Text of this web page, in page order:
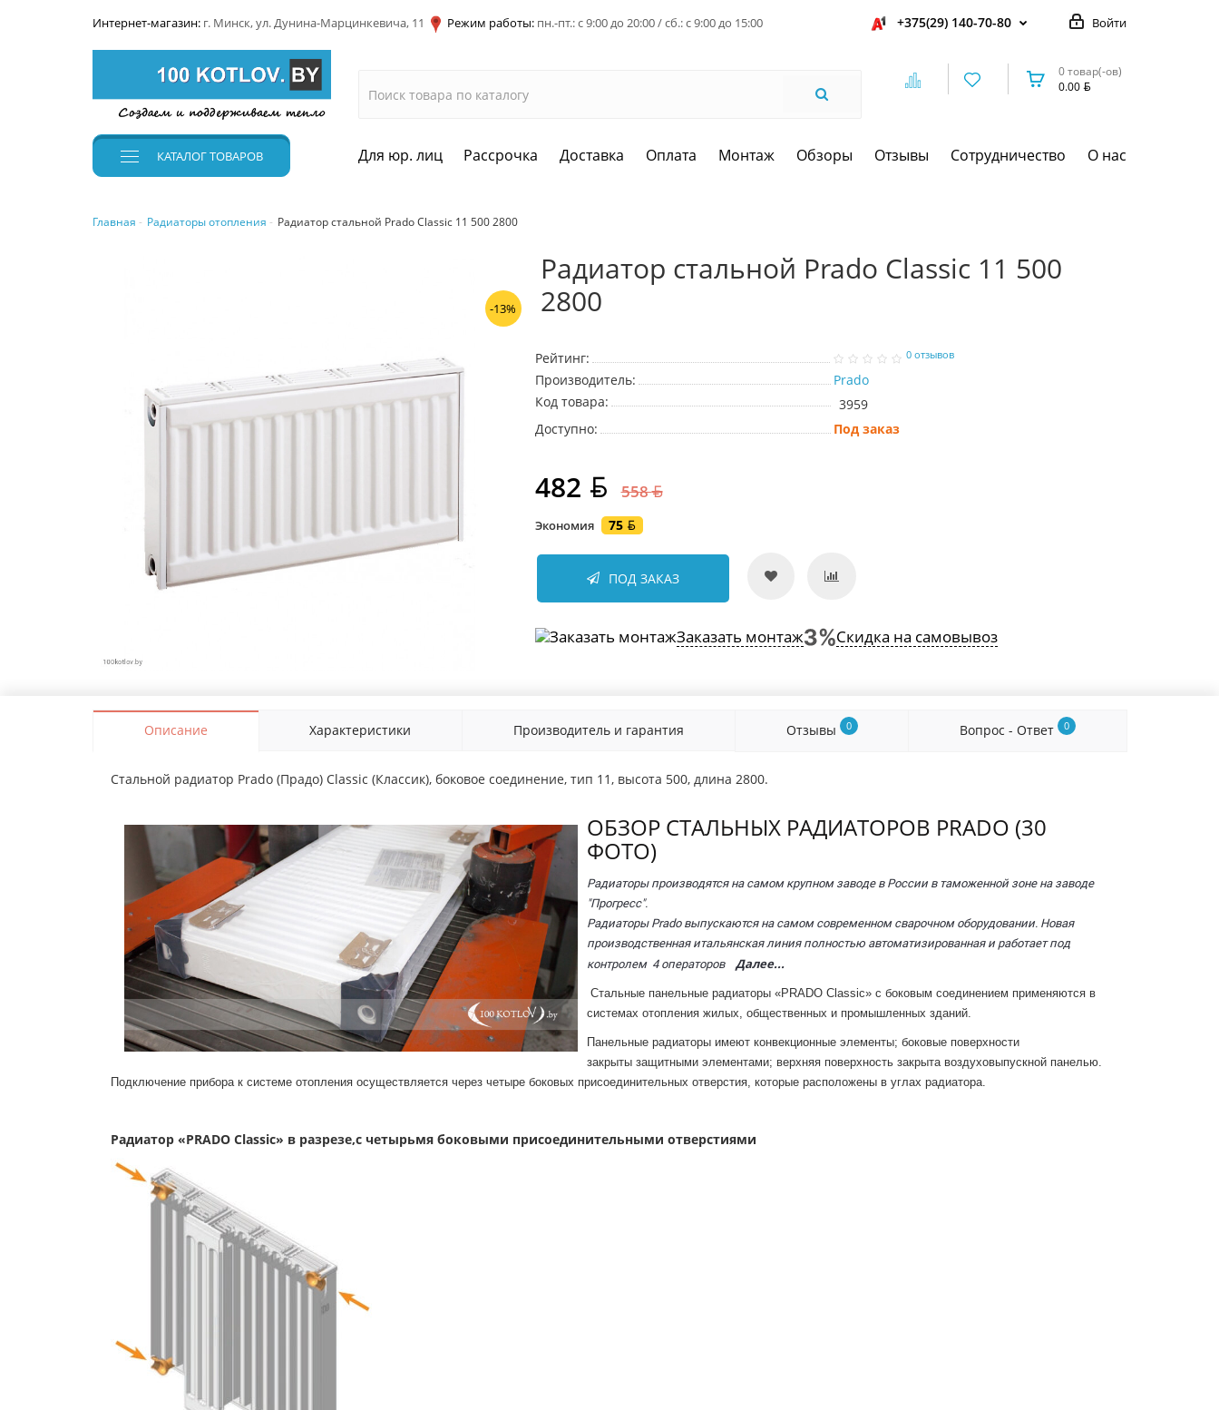
Интернет-магазин: г. Минск, ул. Дунина-Марцинкевича, 11 Режим работы: пн.-пт.: с 9:00 до 20:00 / сб.: с 9:00 до 15:00 Войти
+375(29) 140-70-80
0 товар(-ов)
0.00
КАТАЛОГТОВАРОВ Для юр. лиц Рассрочка Доставка Оплата Монтаж Обзоры Отзывы Сотрудничество О нас
Главная Радиаторы отопления Радиатор стальной Prado Classic 11 500 2800
-13%
Радиатор стальной Prado Classic 11 500
2800
Рейтинг: 0 отзывов
Производитель:
Prado
Код товара:
3959
Доступно:
Под заказ
482 558
Экономия 75
ПОД ЗАКАЗ
Заказать монтаж Скидка на самовывоз
Описание Характеристики Производитель и гарантия Отзывы 0 Вопрос - Ответ 0
Стальной радиатор Prado (Прадо) Classic (Классик), боковое соединение, тип 11, высота 500, длина 2800.
ОБЗОР СТАЛЬНЫХ РАДИАТОРОВ PRADO (30
ФОТО)
Радиаторы производятся на самом крупном заводе в России в таможенной зоне на заводе
"Прогресс".
Радиаторы Prado выпускаются на самом современном сварочном оборудовании. Новая
производственная итальянская линия полностью автоматизированная и работает под
контролем 4 операторов Далее...
Стальные панельные радиаторы «PRADO Classic» с боковым соединением применяются в
системах отопления жилых, общественных и промышленных зданий.
Панельные радиаторы имеют конвекционные элементы; боковые поверхности
закрыты защитными элементами; верхняя поверхность закрыта воздуховыпускной панелью.
Подключение прибора к системе отопления осуществляется через четыре боковых присоединительных отверстия, которые расположены в углах радиатора.
Радиатор «PRADO Classic» в разрезе,с четырьмя боковыми присоединительными отверстиями